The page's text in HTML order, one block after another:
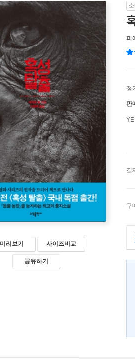
미리보기 사이즈비교
공유하기
피
정
판
결
구